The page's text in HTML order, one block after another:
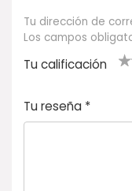
Tu dirección de
Los campos
Tu calificación
e
5
s
Tu reseña *